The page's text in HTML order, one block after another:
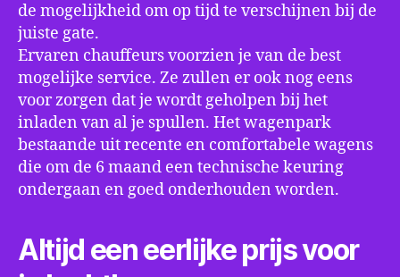
de mogelijkheid om op tijd te verschijnen bij de
juiste gate.
Ervaren chauffeurs voorzien je van de best
mogelijke service. Ze zullen er ook nog eens
voor zorgen dat je wordt geholpen bij het
inladen van al je spullen. Het wagenpark
bestaande uit recente en comfortabele wagens
die om de 6 maand een technische keuring
ondergaan en goed onderhouden worden.
Altijd een eerlijke prijs voor